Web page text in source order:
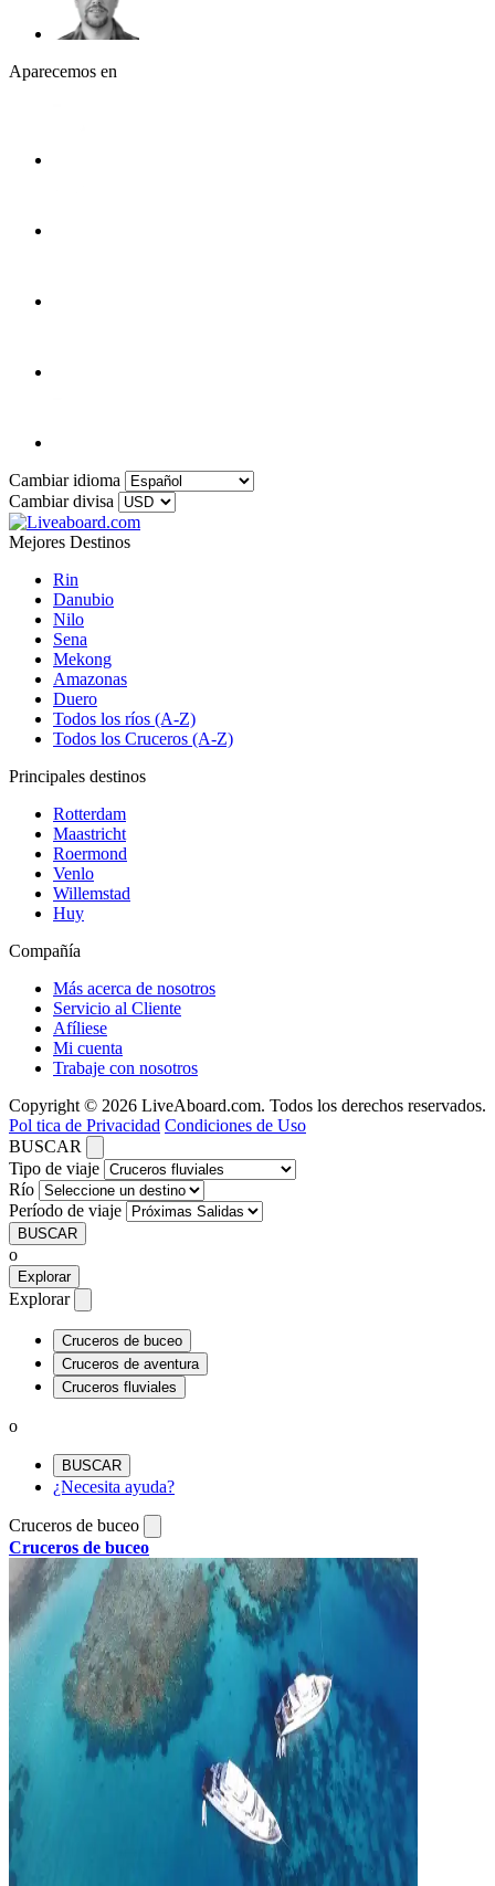
Aparecemos en
Cambiar idioma
Cambiar divisa
Mejores Destinos
Rin
Danubio
Nilo
Sena
Mekong
Amazonas
Duero
Todos los ríos (A-Z)
Todos los Cruceros (A-Z)
Principales destinos
Rotterdam
Maastricht
Roermond
Venlo
Willemstad
Huy
Compañía
Más acerca de nosotros
Servicio al Cliente
Afíliese
Mi cuenta
Trabaje con nosotros
Copyright © 2026 LiveAboard.com. Todos los derechos reservados.
Pol tica de Privacidad Condiciones de Uso
BUSCAR
Tipo de viaje
Río
Período de viaje
BUSCAR
o
Explorar
Explorar
Cruceros de buceo
Cruceros de aventura
Cruceros fluviales
o
BUSCAR
¿Necesita ayuda?
Cruceros de buceo
Cruceros de buceo